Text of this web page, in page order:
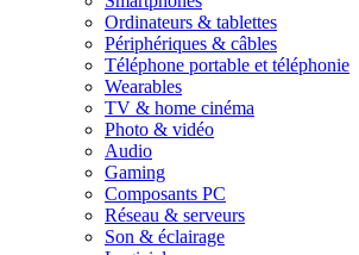
Ordinateurs & tablettes
Périphériques & câbles
Téléphone portable et téléphonie
Wearables
TV & home cinéma
Photo & vidéo
Audio
Gaming
Composants PC
Réseau & serveurs
Son & éclairage